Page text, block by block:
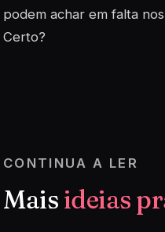
podem achar em falta
Certo?
CONTINUA A LER
Mais ideias